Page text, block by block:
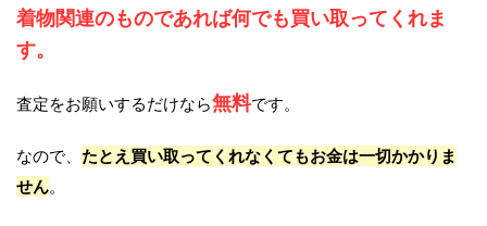
着物関連のものであれば何でも買い取ってくれま
す。
査定をお願いするだけなら無料です。
なので、 たとえ買い取ってくれなくてもお金は一切かかりま
せん。